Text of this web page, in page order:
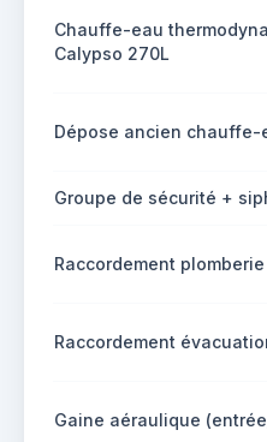
Chauffe-eau
Calypso 270L
Dépose ancien chauffe-
Groupe de sécurité +
Raccordement
Raccordement
Gaine aéraulique